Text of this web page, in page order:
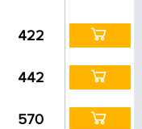
422
442
570